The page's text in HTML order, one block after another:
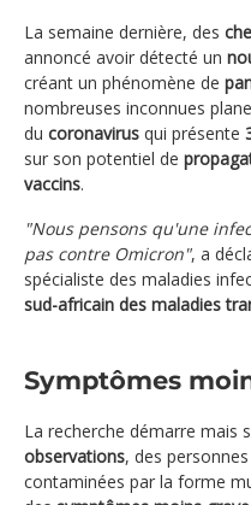
La semaine dernière, des
annoncé avoir détecté un
créant un phénomène de
nombreuses inconnues
du coronavirus qui présente
sur son potentiel de
vaccins.
"Nous pensons qu'une
pas contre Omicron", a
spécialiste des maladies
sud-africain des maladies
Symptômes
La recherche démarre mais
observations, des
contaminées par la forme